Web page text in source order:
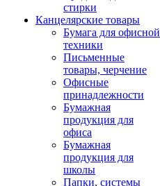
стирки
Канцелярские товары
Бумага для офисной
техники
Письменные
товары, черчение
Офисные
принадлежности
Бумажная
продукция для
офиса
Бумажная
продукция для
школы
Папки, системы